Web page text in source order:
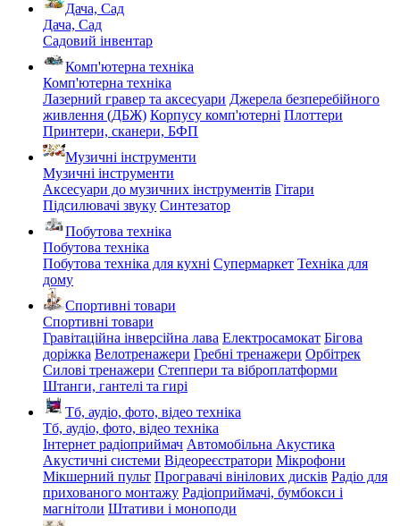
Дача, Сад
Дача, Сад
Садовий інвентар
Комп'ютерна техніка
Комп'ютерна техніка
Лазерний гравер та аксесуари Джерела безперебійного
живлення (ДБЖ) Корпусу комп'ютерні Плоттери
Принтери, сканери, БФП
Музичні інструменти
Музичні інструменти
Аксесуари до музичних інструментів Гітари
Підсилювачі звуку Синтезатор
Побутова техніка
Побутова техніка
Побутова техніка для кухні Супермаркет Техніка для
дому
Спортивні товари
Спортивні товари
Гравітаційна інверсійна лава Електросамокат Бігова
доріжка Велотренажери Гребні тренажери Орбітрек
Силові тренажери Степпери та віброплатформи
Штанги, гантелі та гирі
Тб, аудіо, фото, відео техніка
Тб, аудіо, фото, відео техніка
Інтернет радіоприймач Автомобільна Акустика
Акустичні системи Відеореєстратори Мікрофони
Мікшерний пульт Програвачі вінілових дисків Радіо для
прихованого монтажу Радіоприймачі, бумбокси і
магнітоли Штативи і моноподи